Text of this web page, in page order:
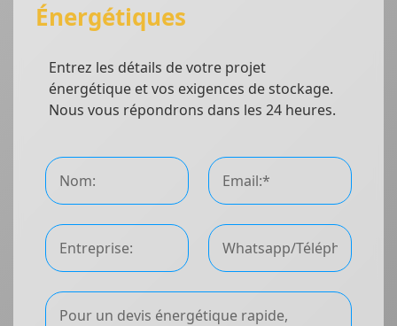
Énergétiques
Entrez les détails de votre projet
énergétique et vos exigences de stockage.
Nous vous répondrons dans les 24 heures.